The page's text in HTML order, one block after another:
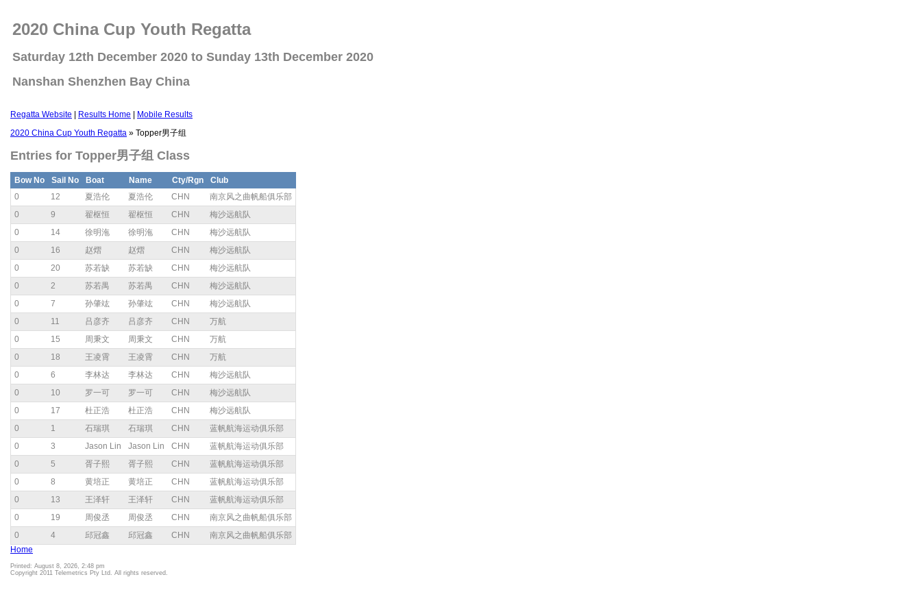
2020 China Cup Youth Regatta
Saturday 12th December 2020 to Sunday 13th December 2020
Nanshan Shenzhen Bay China
Regatta Website Results Home
Mobile Results
2020 China Cup Youth Regatta » Topper男子组
Entries for Topper男子组 Class
Bow No Sail No Boat Name Cty/Rgn
Club
0
12 夏浩伦 夏浩伦 CHN
南京风之曲帆船俱乐部
0
9 翟枢恒 翟枢恒 CHN
梅沙远航队
0
14 徐明沲 徐明沲 CHN
梅沙远航队
0
16 赵熠 赵熠 CHN
梅沙远航队
0
20 苏若缺 苏若缺 CHN
梅沙远航队
0
2 苏若禺 苏若禺 CHN
梅沙远航队
0
7 孙肇竑 孙肇竑 CHN
梅沙远航队
0
11 吕彦齐 吕彦齐 CHN
万航
0
15 周秉文 周秉文 CHN
万航
0
18 王凌霄 王凌霄 CHN
万航
0
6 李林达 李林达 CHN
梅沙远航队
0
10 罗一可 罗一可 CHN
梅沙远航队
0
17 杜正浩 杜正浩 CHN
梅沙远航队
0
1 石瑞琪 石瑞琪 CHN
蓝帆航海运动俱乐部
0
3 Jason Lin Jason Lin CHN
蓝帆航海运动俱乐部
0
5 胥子熙 胥子熙 CHN
蓝帆航海运动俱乐部
0
8 黄培正 黄培正 CHN
蓝帆航海运动俱乐部
0
13 王泽轩 王泽轩 CHN
蓝帆航海运动俱乐部
0
19 周俊丞 周俊丞 CHN
南京风之曲帆船俱乐部
0
4 邱冠鑫 邱冠鑫 CHN
南京风之曲帆船俱乐部
Home
Printed: August 8, 2026, 2:48 pm
Copyright 2011 Telemetrics Pty Ltd. All rights reserved.